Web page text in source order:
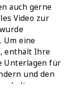
auch gerne
Video zur
eine
enthält Ihre
Unterlagen für
und den
halten.